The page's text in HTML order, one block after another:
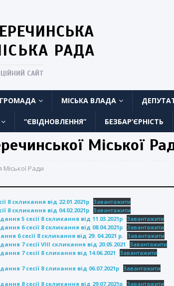
РАДА
САЙТ
МІСЬКА ВЛАДА
“ЄВІДНОВЛЕННЯ” БЕЗБАР’ЄРНІСТЬ
Міської
Міської Ради
8 скликання від 22.01.2021р Завантажити
8 скликання від 04.02.2021р Завантажити
5 сесії 8 скликання від 11.03.2021р Завантажити
6 сесії 8 скликання від 08.04.2021р Завантажити
6 сесії 8 скликання від 29. 04.2021 р. Завантажити
7 сесії VIII скликання від 20.05.2021
Завантажити
7 сесії 8 сликання від 14.06.2021
Завантажити
7 сесії 8 сликання від 06.07.2021р Завантажити
8 сесії 8 скликання від 29.07.2021р Завантажити